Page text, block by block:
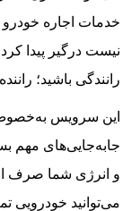
خدمات اجاره خودرو
نیست درگیر پیدا
رانندگی باشید؛
این سرویس
جابه‌جایی‌های مهم
و انرژی شما صرف
می‌توانید خودرویی